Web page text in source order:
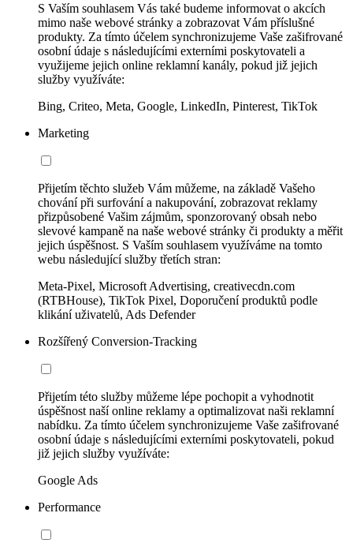
S Vaším souhlasem Vás také budeme informovat o akcích
mimo naše webové stránky a zobrazovat Vám příslušné
produkty. Za tímto účelem synchronizujeme Vaše zašifrované
osobní údaje s následujícími externími poskytovateli a
využijeme jejich online reklamní kanály, pokud již jejich
služby využíváte:
Bing, Criteo, Meta, Google, LinkedIn, Pinterest, TikTok
Marketing
Přijetím těchto služeb Vám můžeme, na základě Vašeho
chování při surfování a nakupování, zobrazovat reklamy
přizpůsobené Vašim zájmům, sponzorovaný obsah nebo
slevové kampaně na naše webové stránky či produkty a měřit
jejich úspěšnost. S Vaším souhlasem využíváme na tomto
webu následující služby třetích stran:
Meta-Pixel, Microsoft Advertising, creativecdn.com
(RTBHouse), TikTok Pixel, Doporučení produktů podle
klikání uživatelů, Ads Defender
Rozšířený Conversion-Tracking
Přijetím této služby můžeme lépe pochopit a vyhodnotit
úspěšnost naší online reklamy a optimalizovat naši reklamní
nabídku. Za tímto účelem synchronizujeme Vaše zašifrované
osobní údaje s následujícími externími poskytovateli, pokud
již jejich služby využíváte:
Google Ads
Performance